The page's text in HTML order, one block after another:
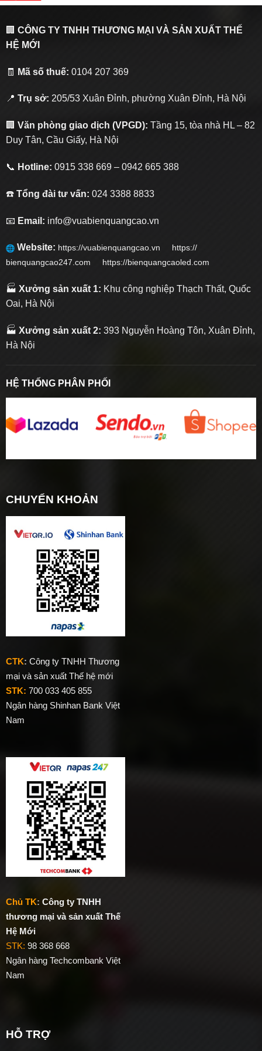
🏢 CÔNG TY TNHH THƯƠNG MẠI VÀ SẢN XUẤT THẾ
HỆ MỚI
🧾 Mã số thuế: 0104 207 369
📍 Trụ sở: 205/53 Xuân Đỉnh, phường Xuân Đỉnh, Hà Nội
🏢 Văn phòng giao dịch (VPGD): Tầng 15, tòa nhà HL – 82
Duy Tân, Cầu Giấy, Hà Nội
📞 Hotline: 0915 338 669 – 0942 665 388
☎️ Tổng đài tư vấn: 024 3388 8833
📧 Email: info@vuabienquangcao.vn
Website: https://vuabienquangcao.vn https://
bienquangcao247.com https://bienquangcaoled.com
🏭 Xưởng sản xuất 1: Khu công nghiệp Thạch Thất, Quốc
Oai, Hà Nội
🏭 Xưởng sản xuất 2: 393 Nguyễn Hoàng Tôn, Xuân Đỉnh,
Hà Nội
HỆ THỐNG PHÂN PHỐI
CHUYỂN KHOẢN
CTK: Công ty TNHH Thương
mại và sản xuất Thế hệ mới
STK: 700 033 405 855
Ngân hàng Shinhan Bank Việt
Nam
Chủ TK: Công ty TNHH
thương mại và sản xuất Thế
Hệ Mới
STK: 98 368 668
Ngân hàng Techcombank Việt
Nam
HỖ TRỢ